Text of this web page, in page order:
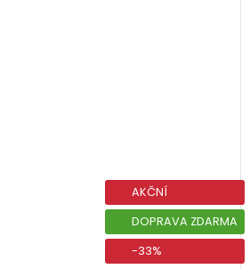
AKČNÍ
DOPRAVA ZDARMA
-33%